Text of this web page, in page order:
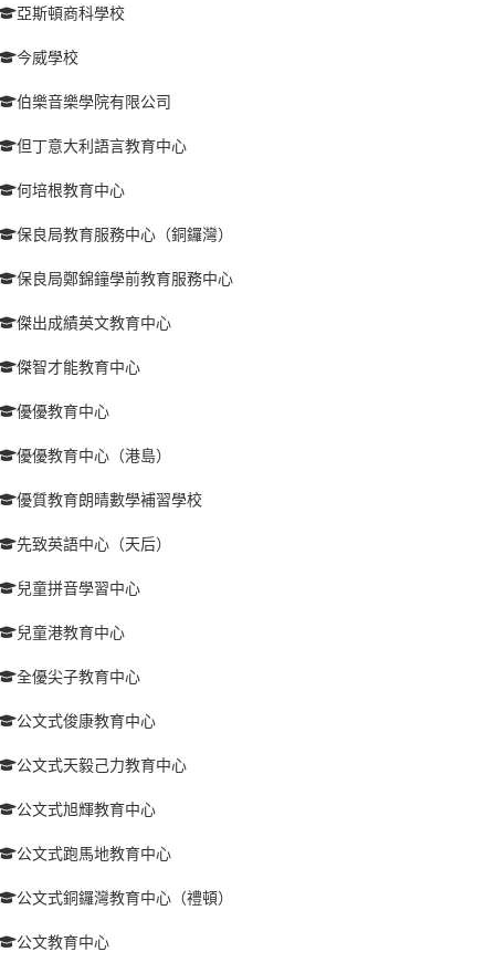
亞斯頓商科學校
今威學校
伯樂音樂學院有限公司
但丁意大利語言教育中心
何培根教育中心
保良局教育服務中心（銅鑼灣）
保良局鄭錦鐘學前教育服務中心
傑出成績英文教育中心
傑智才能教育中心
優優教育中心
優優教育中心（港島）
優質教育朗晴數學補習學校
先致英語中心（天后）
兒童拼音學習中心
兒童港教育中心
全優尖子教育中心
公文式俊康教育中心
公文式天毅己力教育中心
公文式旭輝教育中心
公文式跑馬地教育中心
公文式銅鑼灣教育中心（禮頓）
公文教育中心